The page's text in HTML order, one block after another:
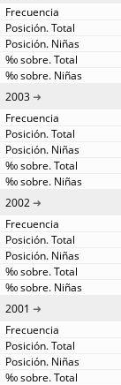
2003
2002
2001